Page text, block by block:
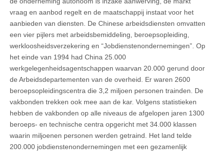
vraag en aanbod regelt en de maatschappij instaat voor het
aanbieden van diensten. De Chinese arbeidsdiensten omvatten
een vier pijlers met arbeidsbemiddeling, beroepsopleiding,
werkloosheidsverzekering en “Jobdienstenondernemingen”. Op
het einde van 1994 had China 25.000
werkgelegenheidsagentschappen waarvan 20.000 gerund door
de Arbeidsdepartementen van de overheid. Er waren 2600
beroepsopleidingscentra die 3,2 miljoen personen trainden. De
vakbonden trekken ook mee aan de kar. Volgens statistieken
hebben de vakbonden op alle niveaus de afgelopen jaren 1300
beroeps- en technische centra opgericht met 34.000 klassen
waarin miljoenen personen werden getraind. Het land telde
200.000 jobdienstenondernemingen met een gezamenlijk